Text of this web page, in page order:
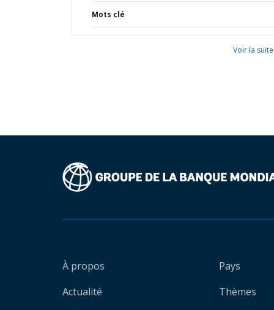
Mots clé
Voir la suite
À propos
Actualité
Pays
Thèmes